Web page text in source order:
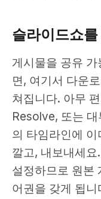
슬라이드쇼를
게시물을 공유
면, 여기서 다운
쳐집니다. 아무
Resolve, 또는
의 타임라인에
깔고, 내보내세
설정하므로 원본
어권을 갖게 됩